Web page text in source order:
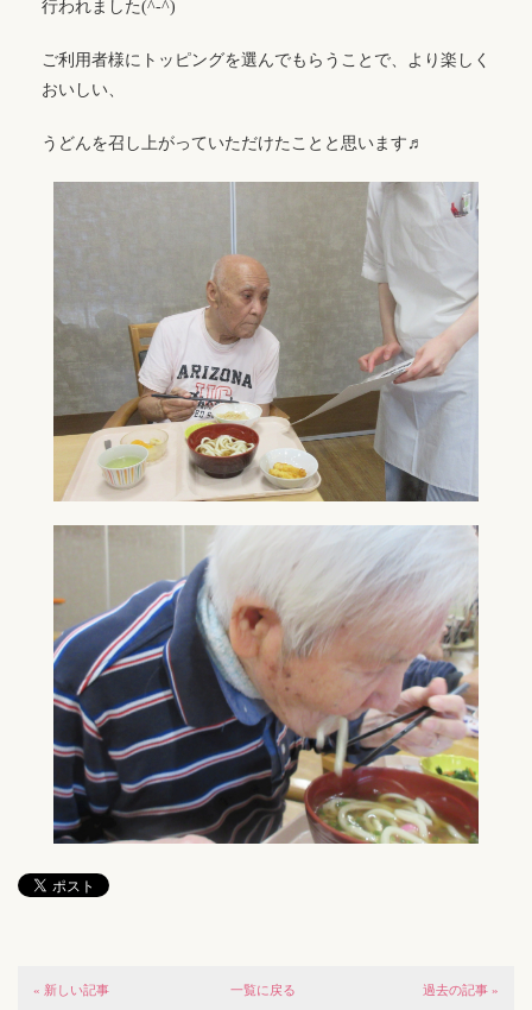
行われました(^-^)
ご利用者様にトッピングを選んでもらうことで、より楽しく
おいしい、
うどんを召し上がっていただけたことと思います♬
« 新しい記事 一覧に戻る 過去の記事 »